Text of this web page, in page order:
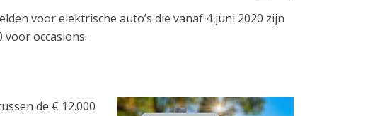
voor elektrische auto’s die vanaf 4 juni 2020 zijn
voor occasions.
de € 12.000